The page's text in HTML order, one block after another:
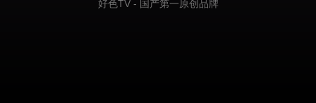
好色TV - 国产第一原创品牌